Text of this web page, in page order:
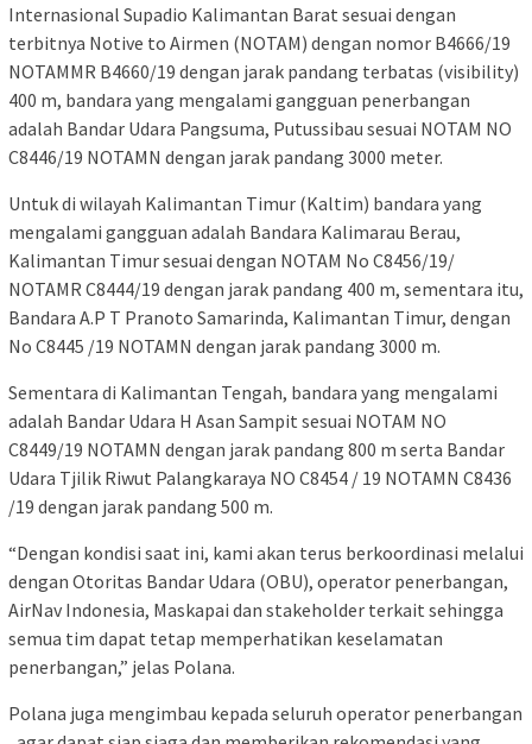
Internasional Supadio Kalimantan Barat sesuai dengan
terbitnya Notive to Airmen (NOTAM) dengan nomor B4666/19
NOTAMMR B4660/19 dengan jarak pandang terbatas (visibility)
400 m, bandara yang mengalami gangguan penerbangan
adalah Bandar Udara Pangsuma, Putussibau sesuai NOTAM NO
C8446/19 NOTAMN dengan jarak pandang 3000 meter.
Untuk di wilayah Kalimantan Timur (Kaltim) bandara yang
mengalami gangguan adalah Bandara Kalimarau Berau,
Kalimantan Timur sesuai dengan NOTAM No C8456/19/
NOTAMR C8444/19 dengan jarak pandang 400 m, sementara itu,
Bandara A.P T Pranoto Samarinda, Kalimantan Timur, dengan
No C8445 /19 NOTAMN dengan jarak pandang 3000 m.
Sementara di Kalimantan Tengah, bandara yang mengalami
adalah Bandar Udara H Asan Sampit sesuai NOTAM NO
C8449/19 NOTAMN dengan jarak pandang 800 m serta Bandar
Udara Tjilik Riwut Palangkaraya NO C8454 / 19 NOTAMN C8436
/19 dengan jarak pandang 500 m.
“Dengan kondisi saat ini, kami akan terus berkoordinasi melalui
dengan Otoritas Bandar Udara (OBU), operator penerbangan,
AirNav Indonesia, Maskapai dan stakeholder terkait sehingga
semua tim dapat tetap memperhatikan keselamatan
penerbangan,” jelas Polana.
Polana juga mengimbau kepada seluruh operator penerbangan